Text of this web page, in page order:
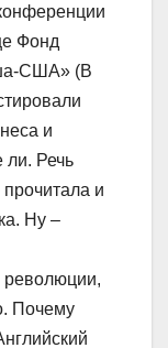
Фонд
США» (В
и
ли. Речь
и
Ну –
Почему